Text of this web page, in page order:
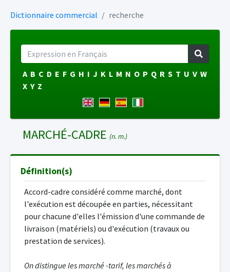
Dictionnaire commercial recherche
A B C D E F G H I J K L M N O P Q R S T U V W
X Y Z
MARCHÉ-CADRE (n. m.)
Définition(s)
Accord-cadre considéré comme marché, dont
l'exécution est découpée en parties, nécessitant
pour chacune d'elles l'émission d'une commande de
livraison (matériels) ou d'exécution (travaux ou
prestation de services).
On distingue les marché -tarif, les marchés à